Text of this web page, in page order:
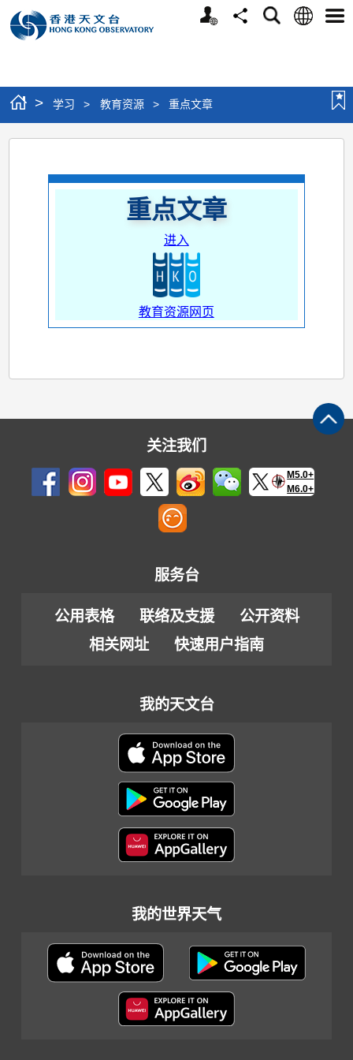
个
分
搜
语
选
> 学习 > 教育资源 > 重点文章
重
重点文章
进入
教育资源网页
关注我们
M5.0+
M6.0+
服务台
公用表格 联络及支援
公开资料
相关网址
快速用户指南
我的天文台
我的世界天气